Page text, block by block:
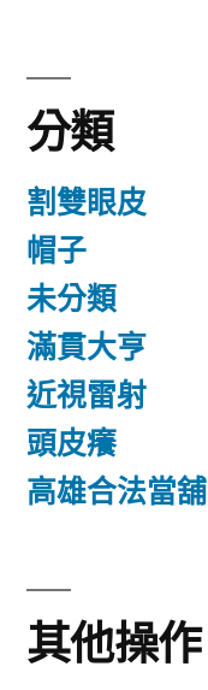
分類
割雙眼皮
帽子
未分類
滿貫大亨
近視雷射
頭皮癢
高雄合法當舖
其他操作